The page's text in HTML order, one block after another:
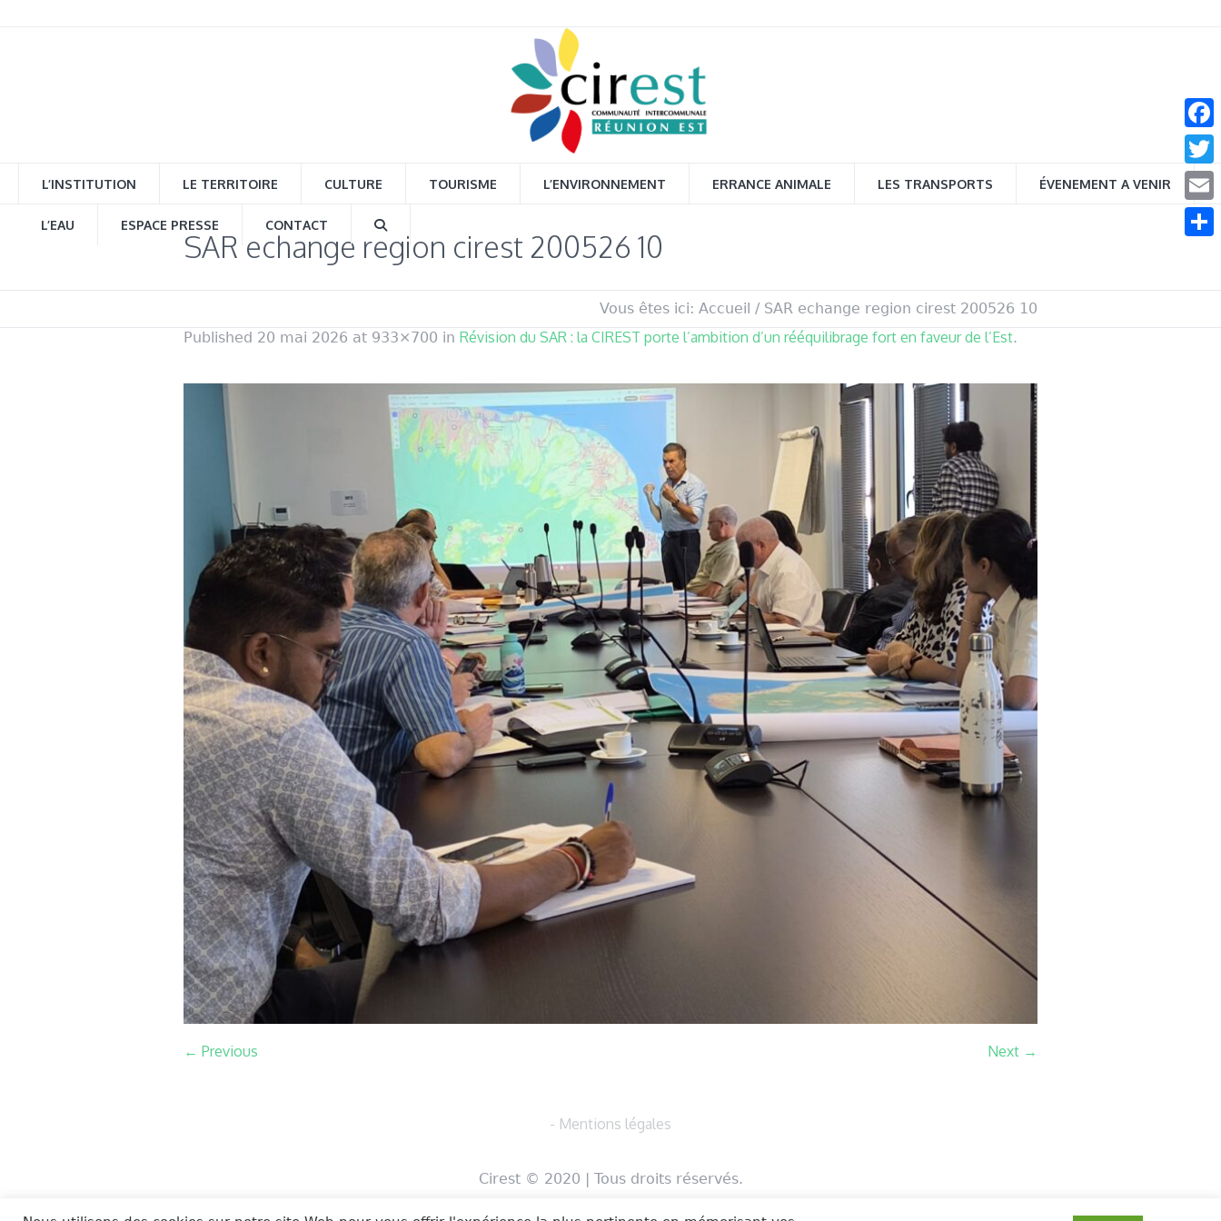
L’INSTITUTION LE TERRITOIRE CULTURE TOURISME L’ENVIRONNEMENT ERRANCE ANIMALE LES TRANSPORTS ÉVENEMENT A VENIR
L’EAU ESPACE PRESSE CONTACT
SAR echange region cirest 200526 10
Vous êtes ici: Accueil / SAR echange region cirest 200526 10
Published 20 mai 2026 at 933×700 in Révision du SAR : la CIREST porte l’ambition d’un rééquilibrage fort en faveur de l’Est.
← Previous Next →
- Mentions légales
Cirest © 2020 | Tous droits réservés.
Email